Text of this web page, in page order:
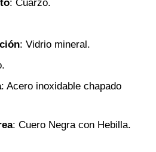
: Cuarzo.
: Vidrio mineral.
: Acero inoxidable chapado
: Cuero Negra con Hebilla.